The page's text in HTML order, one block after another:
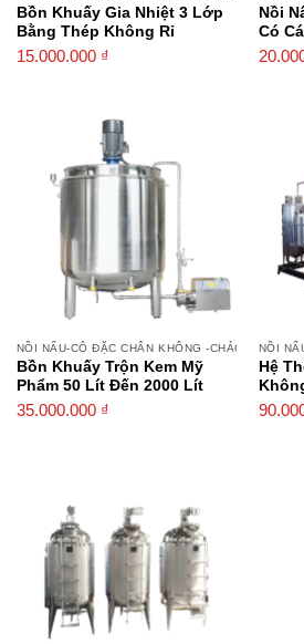
Bồn Khuấy Gia Nhiệt 3 Lớp
Bằng Thép Không Rỉ
15.000.000 ₫
Nồi
Có
NỒI NẤU-CÔ ĐẶC CHÂN KHÔNG -CHẢO XÀO
Bồn Khuấy Trộn Kem Mỹ
Phẩm 50 Lít Đến 2000 Lít
35.000.000 ₫
NỒI
Hệ